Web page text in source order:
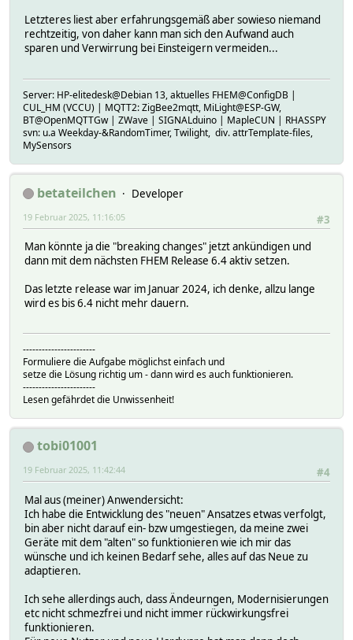
Letzteres liest aber erfahrungsgemäß aber sowieso niemand
rechtzeitig, von daher kann man sich den Aufwand auch
sparen und Verwirrung bei Einsteigern vermeiden...
Server: HP-elitedesk@Debian 13, aktuelles FHEM@ConfigDB |
CUL_HM (VCCU) | MQTT2: ZigBee2mqtt, MiLight@ESP-GW,
BT@OpenMQTTGw | ZWave | SIGNALduino | MapleCUN | RHASSPY
svn: u.a Weekday-&RandomTimer, Twilight, div. attrTemplate-files,
MySensors
betateilchen
Developer
#3
19 Februar 2025, 11:16:05
Man könnte ja die "breaking changes" jetzt ankündigen und
dann mit dem nächsten FHEM Release 6.4 aktiv setzen.
Das letzte release war im Januar 2024, ich denke, allzu lange
wird es bis 6.4 nicht mehr dauern.
-----------------------
Formuliere die Aufgabe möglichst einfach und
setze die Lösung richtig um - dann wird es auch funktionieren.
-----------------------
Lesen gefährdet die Unwissenheit!
tobi01001
#4
19 Februar 2025, 11:42:44
Mal aus (meiner) Anwendersicht:
Ich habe die Entwicklung des "neuen" Ansatzes etwas verfolgt,
bin aber nicht darauf ein- bzw umgestiegen, da meine zwei
Geräte mit dem "alten" so funktionieren wie ich mir das
wünsche und ich keinen Bedarf sehe, alles auf das Neue zu
adaptieren.
Ich sehe allerdings auch, dass Ändeurngen, Modernisierungen
etc nicht schmezfrei und nicht immer rückwirkungsfrei
funktionieren.